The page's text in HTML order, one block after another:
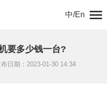
中/En
要多少钱一台?
日期：2023-01-30 14:34